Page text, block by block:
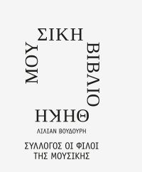
main
content